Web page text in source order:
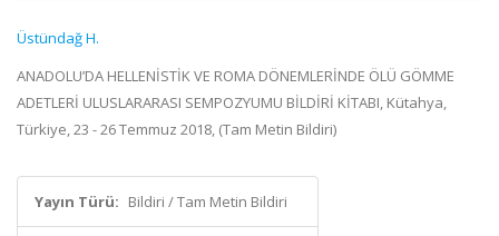
Üstündağ H.
ANADOLU’DA HELLENİSTİK VE ROMA DÖNEMLERİNDE ÖLÜ GÖMME
ADETLERİ ULUSLARARASI SEMPOZYUMU BİLDİRİ KİTABI, Kütahya,
Türkiye, 23 - 26 Temmuz 2018, (Tam Metin Bildiri)
Yayın Türü: Bildiri / Tam Metin Bildiri